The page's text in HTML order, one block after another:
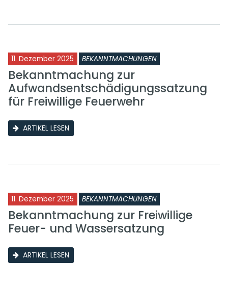
11. Dezember 2025 BEKANNTMACHUNGEN
Bekanntmachung zur
Aufwandsentschädigungssatzung
für Freiwillige Feuerwehr
ARTIKEL LESEN
11. Dezember 2025 BEKANNTMACHUNGEN
Bekanntmachung zur Freiwillige
Feuer- und Wassersatzung
ARTIKEL LESEN